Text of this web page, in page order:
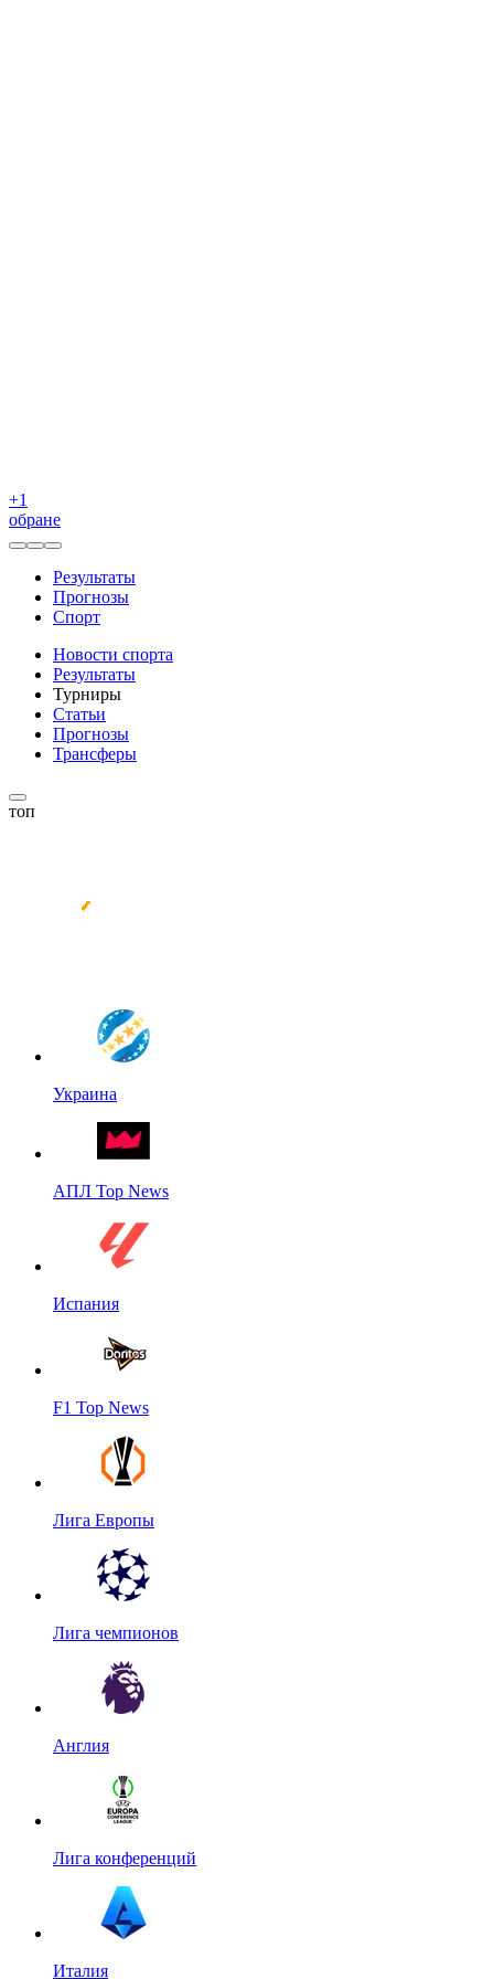
+1
обране
Результаты
Прогнозы
Спорт
Новости спорта
Результаты
Турниры
Статьи
Прогнозы
Трансферы
топ
Украина
АПЛ Top News
Испания
F1 Top News
Лига Европы
Лига чемпионов
Англия
Лига конференций
Италия